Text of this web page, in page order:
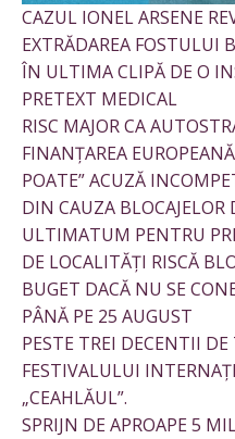
CAZUL IONEL ARSENE
EXTRĂDAREA FOSTULUI
ÎN ULTIMA CLIPĂ DE O
PRETEXT MEDICAL
RISC MAJOR CA
FINANȚAREA
POATE” ACUZĂ
DIN CAUZA BLOCAJELOR
ULTIMATUM PENTRU
DE LOCALITĂȚI RISCĂ
BUGET DACĂ NU SE
PÂNĂ PE 25 AUGUST
PESTE TREI DECENTII
FESTIVALULUI
„CEAHLĂUL”.
SPRIJN DE APROAPE 5